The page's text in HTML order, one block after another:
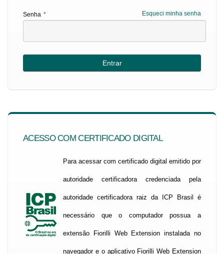
Esqueci minha senha
Senha *
ACESSO COM CERTIFICADO DIGITAL
Para acessar com certificado digital emitido por
autoridade certificadora credenciada pela
autoridade certificadora raiz da ICP Brasil é
necessário que o computador possua a
extensão Fiorilli Web Extension instalada no
navegador e o aplicativo Fiorilli Web Extension